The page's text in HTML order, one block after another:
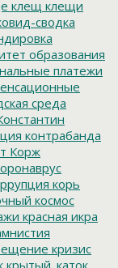
клещ клещи
сводка
образования
платежи
среда
контрабанда
Корж
корь
космос
красная икра
кризис
крытый_каток